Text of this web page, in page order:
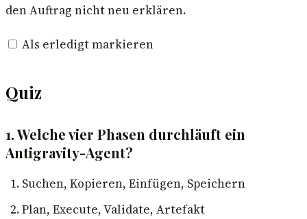
den Auftrag nicht neu erklären.
Als erledigt markieren
Quiz
1. Welche vier Phasen durchläuft ein
Antigravity-Agent?
Suchen, Kopieren, Einfügen, Speichern
Plan, Execute, Validate, Artefakt